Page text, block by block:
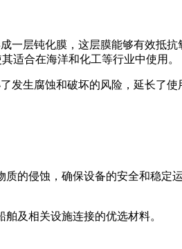
一层钝化膜，这层膜能够有效抵抗
适合在海洋和化工等行业中使用。
发生腐蚀和破坏的风险，延长了使
的侵蚀，确保设备的安全和稳定运
及相关设施连接的优选材料。